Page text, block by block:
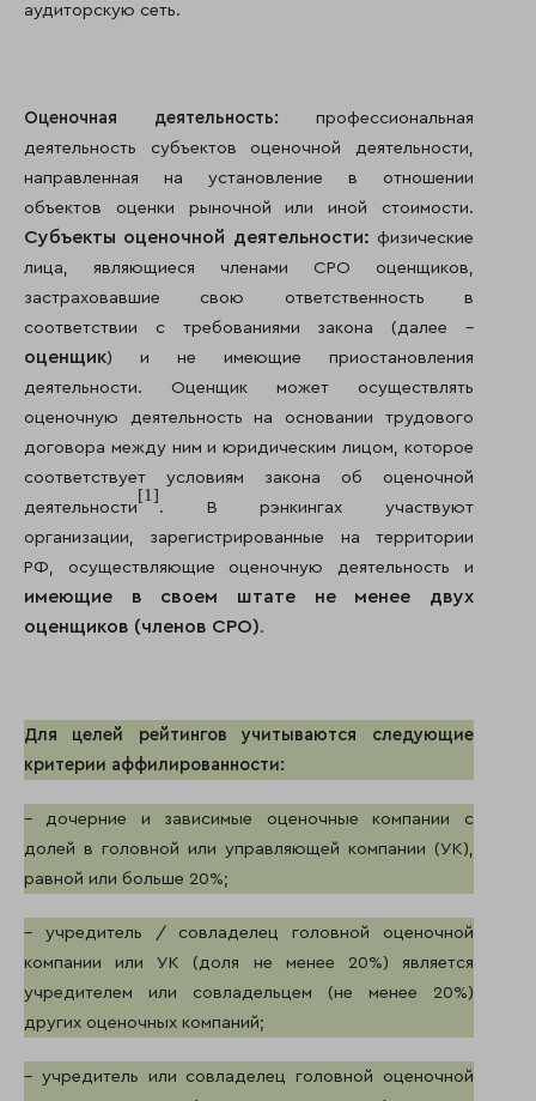
аудиторскую сеть.
Оценочная деятельность: профессиональная
деятельность субъектов оценочной деятельности,
направленная на установление в отношении
объектов оценки рыночной или иной стоимости.
Субъекты оценочной деятельности: физические
лица, являющиеся членами СРО оценщиков,
застраховавшие свою ответственность в
соответствии с требованиями закона (далее –
оценщик) и не имеющие приостановления
деятельности. Оценщик может осуществлять
оценочную деятельность на основании трудового
договора между ним и юридическим лицом, которое
соответствует условиям закона об оценочной
деятельности
[1]
. В рэнкингах участвуют
организации, зарегистрированные на территории
РФ, осуществляющие оценочную деятельность и
имеющие в своем штате не менее двух
оценщиков (членов СРО).
Для целей рейтингов учитываются следующие
критерии аффилированности:
– дочерние и зависимые оценочные компании с
долей в головной или управляющей компании (УК),
равной или больше 20%;
– учредитель / совладелец головной оценочной
компании или УК (доля не менее 20%) является
учредителем или совладельцем (не менее 20%)
других оценочных компаний;
– учредитель или совладелец головной оценочной